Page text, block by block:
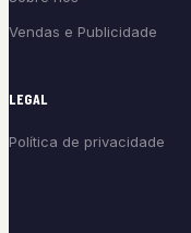
Vendas e Publicidade
LEGAL
Política de privacidade